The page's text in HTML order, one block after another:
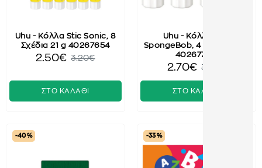
Uhu - Κόλλα Stic Sonic, 8
Σχέδια 21 g 40267654
2.50€ 3.20€
ΣΤΟ ΚΑΛΑΘΙ
Uhu - Κόλλα Stic
SpongeBob, 4 Σχέδια 40g
40267708
2.70€ 3.60€
ΣΤΟ ΚΑΛΑΘΙ
-40 % -33 %